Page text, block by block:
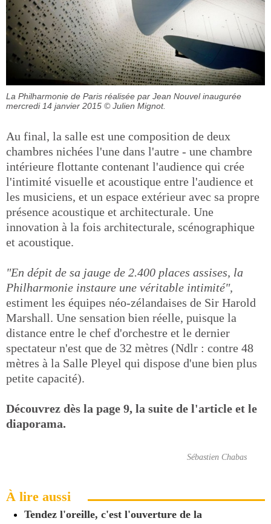
La Philharmonie de Paris réalisée par Jean Nouvel inaugurée
mercredi 14 janvier 2015 © Julien Mignot.
Au final, la salle est une composition de deux
chambres nichées l'une dans l'autre - une chambre
intérieure flottante contenant l'audience qui crée
l'intimité visuelle et acoustique entre l'audience et
les musiciens, et un espace extérieur avec sa propre
présence acoustique et architecturale. Une
innovation à la fois architecturale, scénographique
et acoustique.
"En dépit de sa jauge de 2.400 places assises, la
Philharmonie instaure une véritable intimité",
estiment les équipes néo-zélandaises de Sir Harold
Marshall. Une sensation bien réelle, puisque la
distance entre le chef d'orchestre et le dernier
spectateur n'est que de 32 mètres (Ndlr : contre 48
mètres à la Salle Pleyel qui dispose d'une bien plus
petite capacité).
Découvrez dès la page 9, la suite de l'article et le
diaporama.
Sébastien Chabas
À lire aussi
Tendez l'oreille, c'est l'ouverture de la